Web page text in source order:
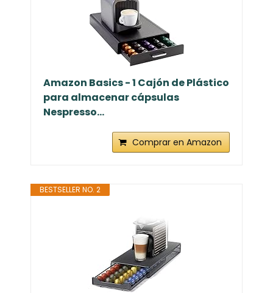
Amazon Basics - 1 Cajón de Plástico
para almacenar cápsulas
Nespresso...
Comprar en Amazon
BESTSELLER NO. 2